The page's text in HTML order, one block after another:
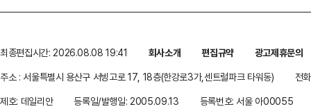
최종편집시간: 2026.08.08 19:41 회사소개 편집규약
광고제휴문의
주소 : 서울특별시 용산구 서빙고로 17, 18층(한강로3가,센트럴파크 타워동)
전
제호: 데일리안
등록일/발행일: 2005.09.13 등록번호: 서울 아00055